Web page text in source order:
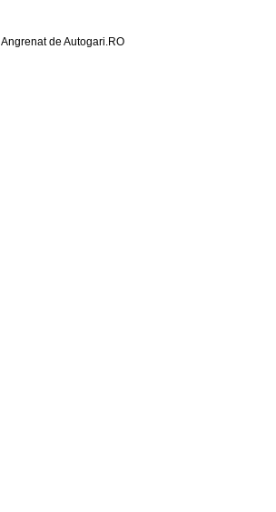
Angrenat de Autogari.RO